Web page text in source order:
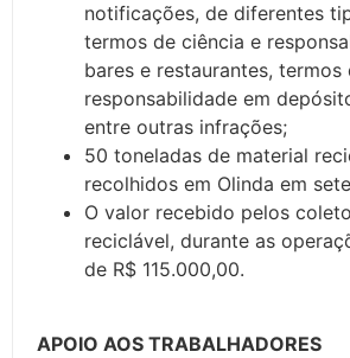
notificações, de diferentes
termos de ciência e
bares e restaurantes, termos
responsabilidade em
entre outras infrações;
50 toneladas de material
recolhidos em Olinda em
O valor recebido pelos
reciclável, durante as
de R$ 115.000,00.
APOIO AOS TRABALHADORES